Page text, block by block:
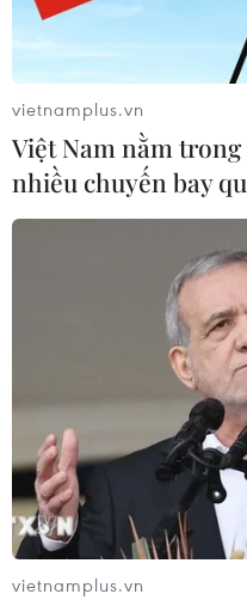
Vận chuyển quá cảnh
xâm phạm sở hữu trí
phức tạp
05/08/2026 13:44
Lập kênh TikTok khởi
đảo chiếm đoạt 15 tỷ
05/08/2026 11:36
vietnamplus.vn
Việt Nam nằm
nhiều chuyến bay
vietnamplus.vn